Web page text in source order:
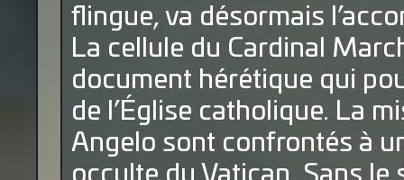
flingue, va désormais
La cellule du Cardinal
document hérétique qui
de l’Église catholique. La
Angelo sont confrontés à